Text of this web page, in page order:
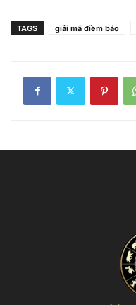
TAGS giải mã điềm báo